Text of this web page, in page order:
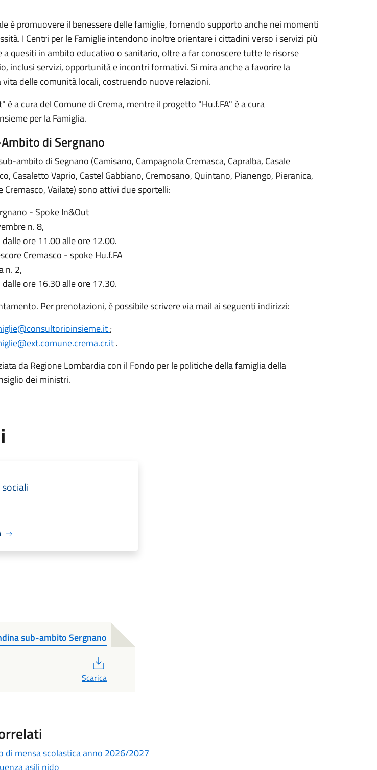
è promuovere il benessere delle famiglie, fornendo supporto anche nei momenti
I Centri per le Famiglie intendono inoltre orientare i cittadini verso i servizi più
a quesiti in ambito educativo o sanitario, oltre a far conoscere tutte le risorse
inclusi servizi, opportunità e incontri formativi. Si mira anche a favorire la
vita delle comunità locali, costruendo nuove relazioni.
è a cura del Comune di Crema, mentre il progetto "Hu.f.FA" è a cura
per la Famiglia.
di Sergnano
ambito di Segnano (Camisano, Campagnola Cremasca, Capralba, Casale
Casaletto Vaprio, Castel Gabbiano, Cremosano, Quintano, Pianengo, Pieranica,
Cremasco, Vailate) sono attivi due sportelli:
- Spoke In&Out
n. 8,
ore 11.00 alle ore 12.00.
Cremasco - spoke Hu.f.FA
n. 2,
ore 16.30 alle ore 17.30.
Per prenotazioni, è possibile scrivere via mail ai seguenti indirizzi:
;
.
da Regione Lombardia con il Fondo per le politiche della famiglia della
dei ministri.
sub-ambito Sergnano
Scarica
di mensa scolastica anno 2026/2027
asili nido